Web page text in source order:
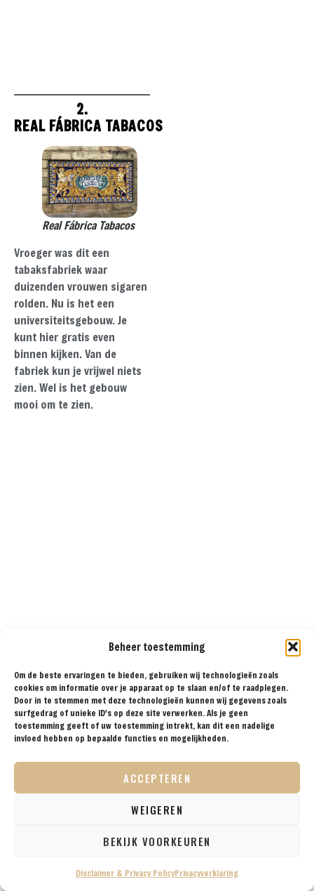
Beheer toestemming
Om de beste ervaringen te bieden, gebruiken wij technologieën zoals
cookies om informatie over je apparaat op te slaan en/of te raadplegen.
Door in te stemmen met deze technologieën kunnen wij gegevens zoals
surfgedrag of unieke ID's op deze site verwerken. Als je geen
toestemming geeft of uw toestemming intrekt, kan dit een nadelige
invloed hebben op bepaalde functies en mogelijkheden.
ACCEPTEREN
WEIGEREN
BEKIJK VOORKEUREN
Disclaimer & Privacy PolicyPrivacyverklaring
2.
REAL FÁBRICA TABACOS
Real Fábrica Tabacos
Vroeger was dit een
tabaksfabriek waar
duizenden vrouwen sigaren
rolden. Nu is het een
universiteitsgebouw. Je
kunt hier gratis even
binnen kijken. Van de
fabriek kun je vrijwel niets
zien. Wel is het gebouw
mooi om te zien.
3. JARDINES DE
MURILLO
Jardines de